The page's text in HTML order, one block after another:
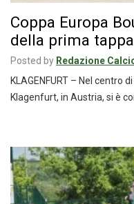
Coppa Europa
della prima tappa
Posted by Redazione
KLAGENFURT – Nel centro
Klagenfurt, in Austria, si è